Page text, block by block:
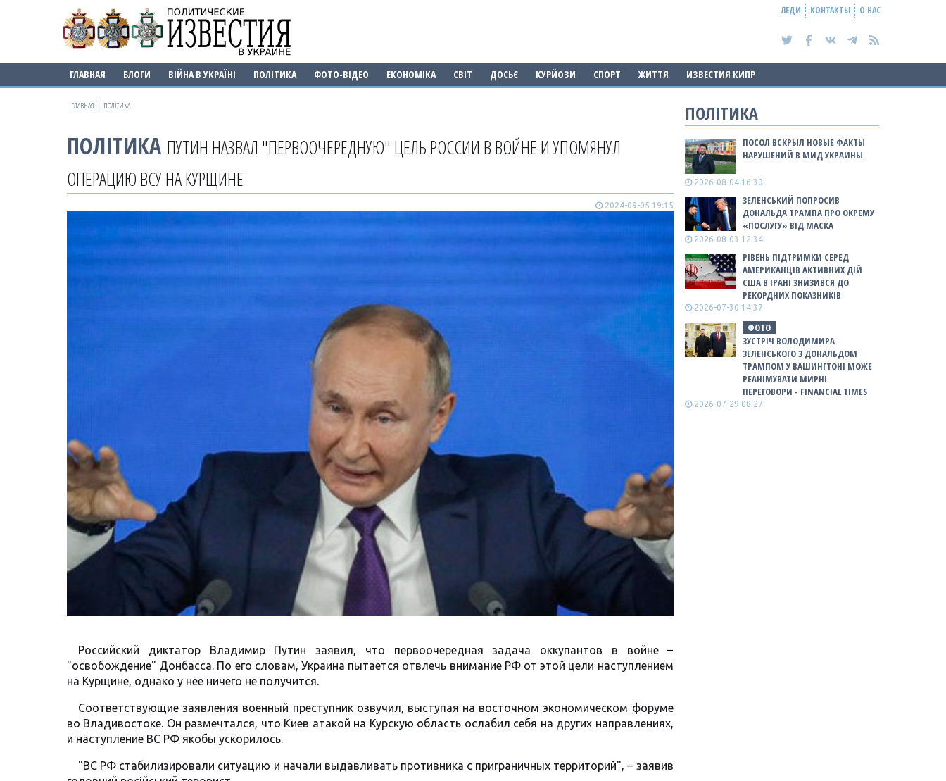
ЛЕДИ КОНТАКТЫ О НАС
ГЛАВНАЯ БЛОГИ ВІЙНА В УКРАЇНІ ПОЛІТИКА ФОТО-ВІДЕО ЕКОНОМІКА СВІТ ДОСЬЄ КУРЙОЗИ СПОРТ ЖИТТЯ ИЗВЕСТИЯ КИПР
ГЛАВНАЯ ПОЛІТИКА
ПОЛІТИКА ПУТИН НАЗВАЛ "ПЕРВООЧЕРЕДНУЮ" ЦЕЛЬ РОССИИ В ВОЙНЕ И УПОМЯНУЛ
ОПЕРАЦИЮ ВСУ НА КУРЩИНЕ
2024-09-05 19:15
Российский диктатор Владимир Путин заявил, что первоочередная задача оккупантов в войне –
"освобождение" Донбасса. По его словам, Украина пытается отвлечь внимание РФ от этой цели наступлением
на Курщине, однако у нее ничего не получится.
Соответствующие заявления военный преступник озвучил, выступая на восточном экономическом форуме
во Владивостоке. Он размечтался, что Киев атакой на Курскую область ослабил себя на других направлениях,
и наступление ВС РФ якобы ускорилось.
"ВС РФ стабилизировали ситуацию и начали выдавливать противника с приграничных территорий", – заявив
ПОЛІТИКА
ПОСОЛ ВСКРЫЛ НОВЫЕ ФАКТЫ
НАРУШЕНИЙ В МИД УКРАИНЫ
2026-08-04 16:30
ЗЕЛЕНСЬКИЙ ПОПРОСИВ
ДОНАЛЬДА ТРАМПА ПРО ОКРЕМУ
«ПОСЛУГУ» ВІД МАСКА
2026-08-03 12:34
РІВЕНЬ ПІДТРИМКИ СЕРЕД
АМЕРИКАНЦІВ АКТИВНИХ ДІЙ
США В ІРАНІ ЗНИЗИВСЯ ДО
РЕКОРДНИХ ПОКАЗНИКІВ
2026-07-30 14:37
ФОТО
ЗУСТРІЧ ВОЛОДИМИРА
ЗЕЛЕНСЬКОГО З ДОНАЛЬДОМ
ТРАМПОМ У ВАШИНГТОНІ МОЖЕ
РЕАНІМУВАТИ МИРНІ
ПЕРЕГОВОРИ - FINANCIAL TIMES
2026-07-29 08:27